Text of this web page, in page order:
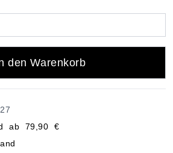
den Warenkorb
ab 79,90 €